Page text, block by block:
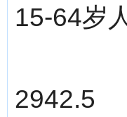
15-64岁
2942.5